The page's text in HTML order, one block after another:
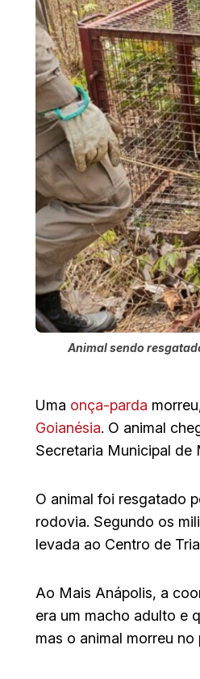
Animal sendo
Uma onça-parda
Goianésia. O animal
Secretaria Municipal de
O animal foi resgatado
rodovia. Segundo os
levada ao Centro de
Ao Mais Anápolis, a
era um macho adulto e
mas o animal morreu